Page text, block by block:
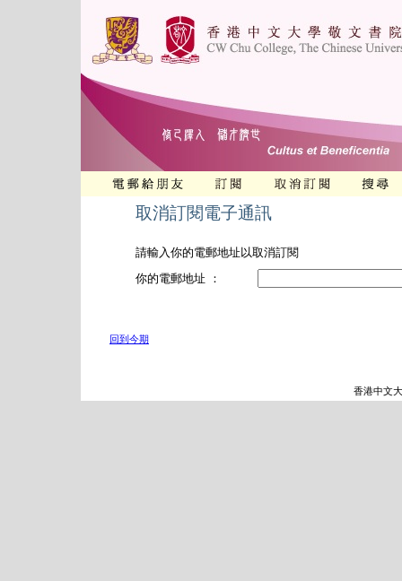
取消訂閱電子通訊
請輸入你的電郵地址以取消訂閱
你的電郵地址 ：
回到今期
香港中文